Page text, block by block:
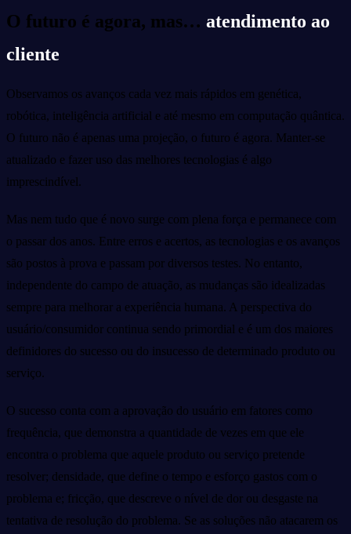
O futuro é agora, mas… atendimento ao
cliente
Observamos os avanços cada vez mais rápidos em genética,
robótica, inteligência artificial e até mesmo em computação quântica.
O futuro não é apenas uma projeção, o futuro é agora. Manter-se
atualizado e fazer uso das melhores tecnologias é algo
imprescindível.
Mas nem tudo que é novo surge com plena força e permanece com
o passar dos anos. Entre erros e acertos, as tecnologias e os avanços
são postos à prova e passam por diversos testes. No entanto,
independente do campo de atuação, as mudanças são idealizadas
sempre para melhorar a experiência humana. A perspectiva do
usuário/consumidor continua sendo primordial e é um dos maiores
definidores do sucesso ou do insucesso de determinado produto ou
serviço.
O sucesso conta com a aprovação do usuário em fatores como
frequência, que demonstra a quantidade de vezes em que ele
encontra o problema que aquele produto ou serviço pretende
resolver; densidade, que define o tempo e esforço gastos com o
problema e; fricção, que descreve o nível de dor ou desgaste na
tentativa de resolução do problema. Se as soluções não atacarem os